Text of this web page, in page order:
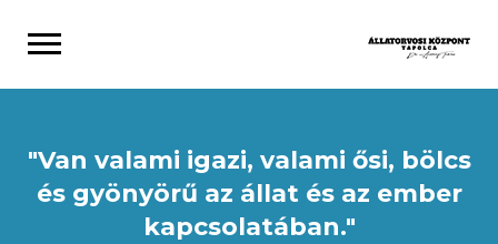
"Van valami igazi, valami ősi, bölcs
és gyönyörű az állat és az ember
kapcsolatában."